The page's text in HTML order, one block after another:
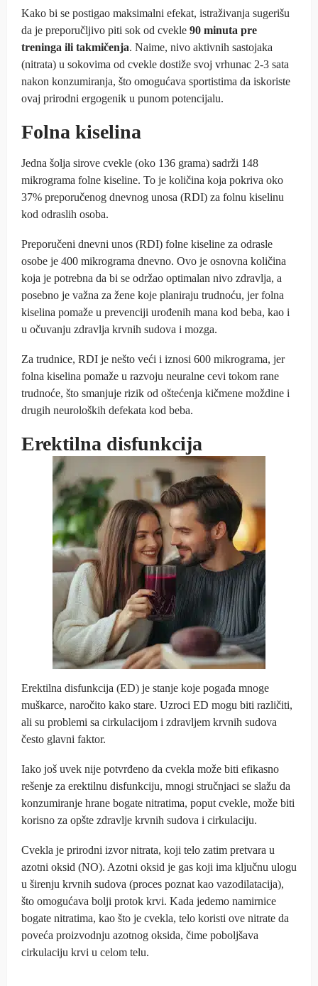
Kako bi se postigao maksimalni efekat, istraživanja sugerišu
da je preporučljivo piti sok od cvekle 90 minuta pre
treninga ili takmičenja. Naime, nivo aktivnih sastojaka
(nitrata) u sokovima od cvekle dostiže svoj vrhunac 2-3 sata
nakon konzumiranja, što omogućava sportistima da iskoriste
ovaj prirodni ergogenik u punom potencijalu.
Folna kiselina
Jedna šolja sirove cvekle (oko 136 grama) sadrži 148
mikrograma folne kiseline. To je količina koja pokriva oko
37% preporučenog dnevnog unosa (RDI) za folnu kiselinu
kod odraslih osoba.
Preporučeni dnevni unos (RDI) folne kiseline za odrasle
osobe je 400 mikrograma dnevno. Ovo je osnovna količina
koja je potrebna da bi se održao optimalan nivo zdravlja, a
posebno je važna za žene koje planiraju trudnoću, jer folna
kiselina pomaže u prevenciji urođenih mana kod beba, kao i
u očuvanju zdravlja krvnih sudova i mozga.
Za trudnice, RDI je nešto veći i iznosi 600 mikrograma, jer
folna kiselina pomaže u razvoju neuralne cevi tokom rane
trudnoće, što smanjuje rizik od oštećenja kičmene moždine i
drugih neuroloških defekata kod beba.
Erektilna disfunkcija
Erektilna disfunkcija (ED) je stanje koje pogađa mnoge
muškarce, naročito kako stare. Uzroci ED mogu biti različiti,
ali su problemi sa cirkulacijom i zdravljem krvnih sudova
često glavni faktor.
Iako još uvek nije potvrđeno da cvekla može biti efikasno
rešenje za erektilnu disfunkciju, mnogi stručnjaci se slažu da
konzumiranje hrane bogate nitratima, poput cvekle, može biti
korisno za opšte zdravlje krvnih sudova i cirkulaciju.
Cvekla je prirodni izvor nitrata, koji telo zatim pretvara u
azotni oksid (NO). Azotni oksid je gas koji ima ključnu ulogu
u širenju krvnih sudova (proces poznat kao vazodilatacija),
što omogućava bolji protok krvi. Kada jedemo namirnice
bogate nitratima, kao što je cvekla, telo koristi ove nitrate da
poveća proizvodnju azotnog oksida, čime poboljšava
cirkulaciju krvi u celom telu.